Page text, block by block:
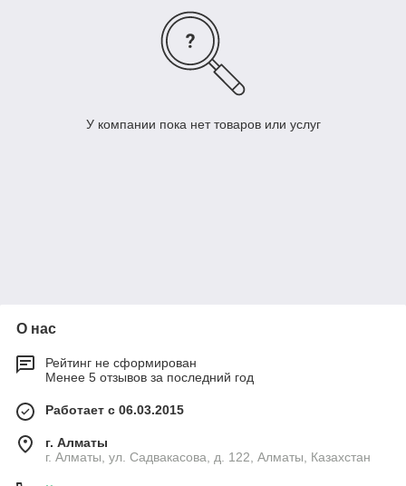
У компании пока нет товаров или услуг
О нас
Рейтинг не сформирован
Менее 5 отзывов за последний год
Работает с 06.03.2015
г. Алматы
г. Алматы, ул. Садвакасова, д. 122, Алматы, Казахстан